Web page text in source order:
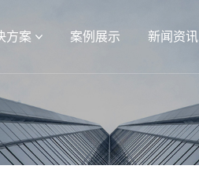
方案 案例展示 新闻资讯